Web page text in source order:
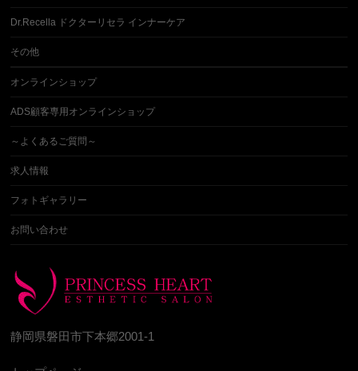
Dr.Recella ドクターリセラ インナーケア
その他
オンラインショップ
ADS顧客専用オンラインショップ
～よくあるご質問～
求人情報
フォトギャラリー
お問い合わせ
静岡県磐田市下本郷2001-1